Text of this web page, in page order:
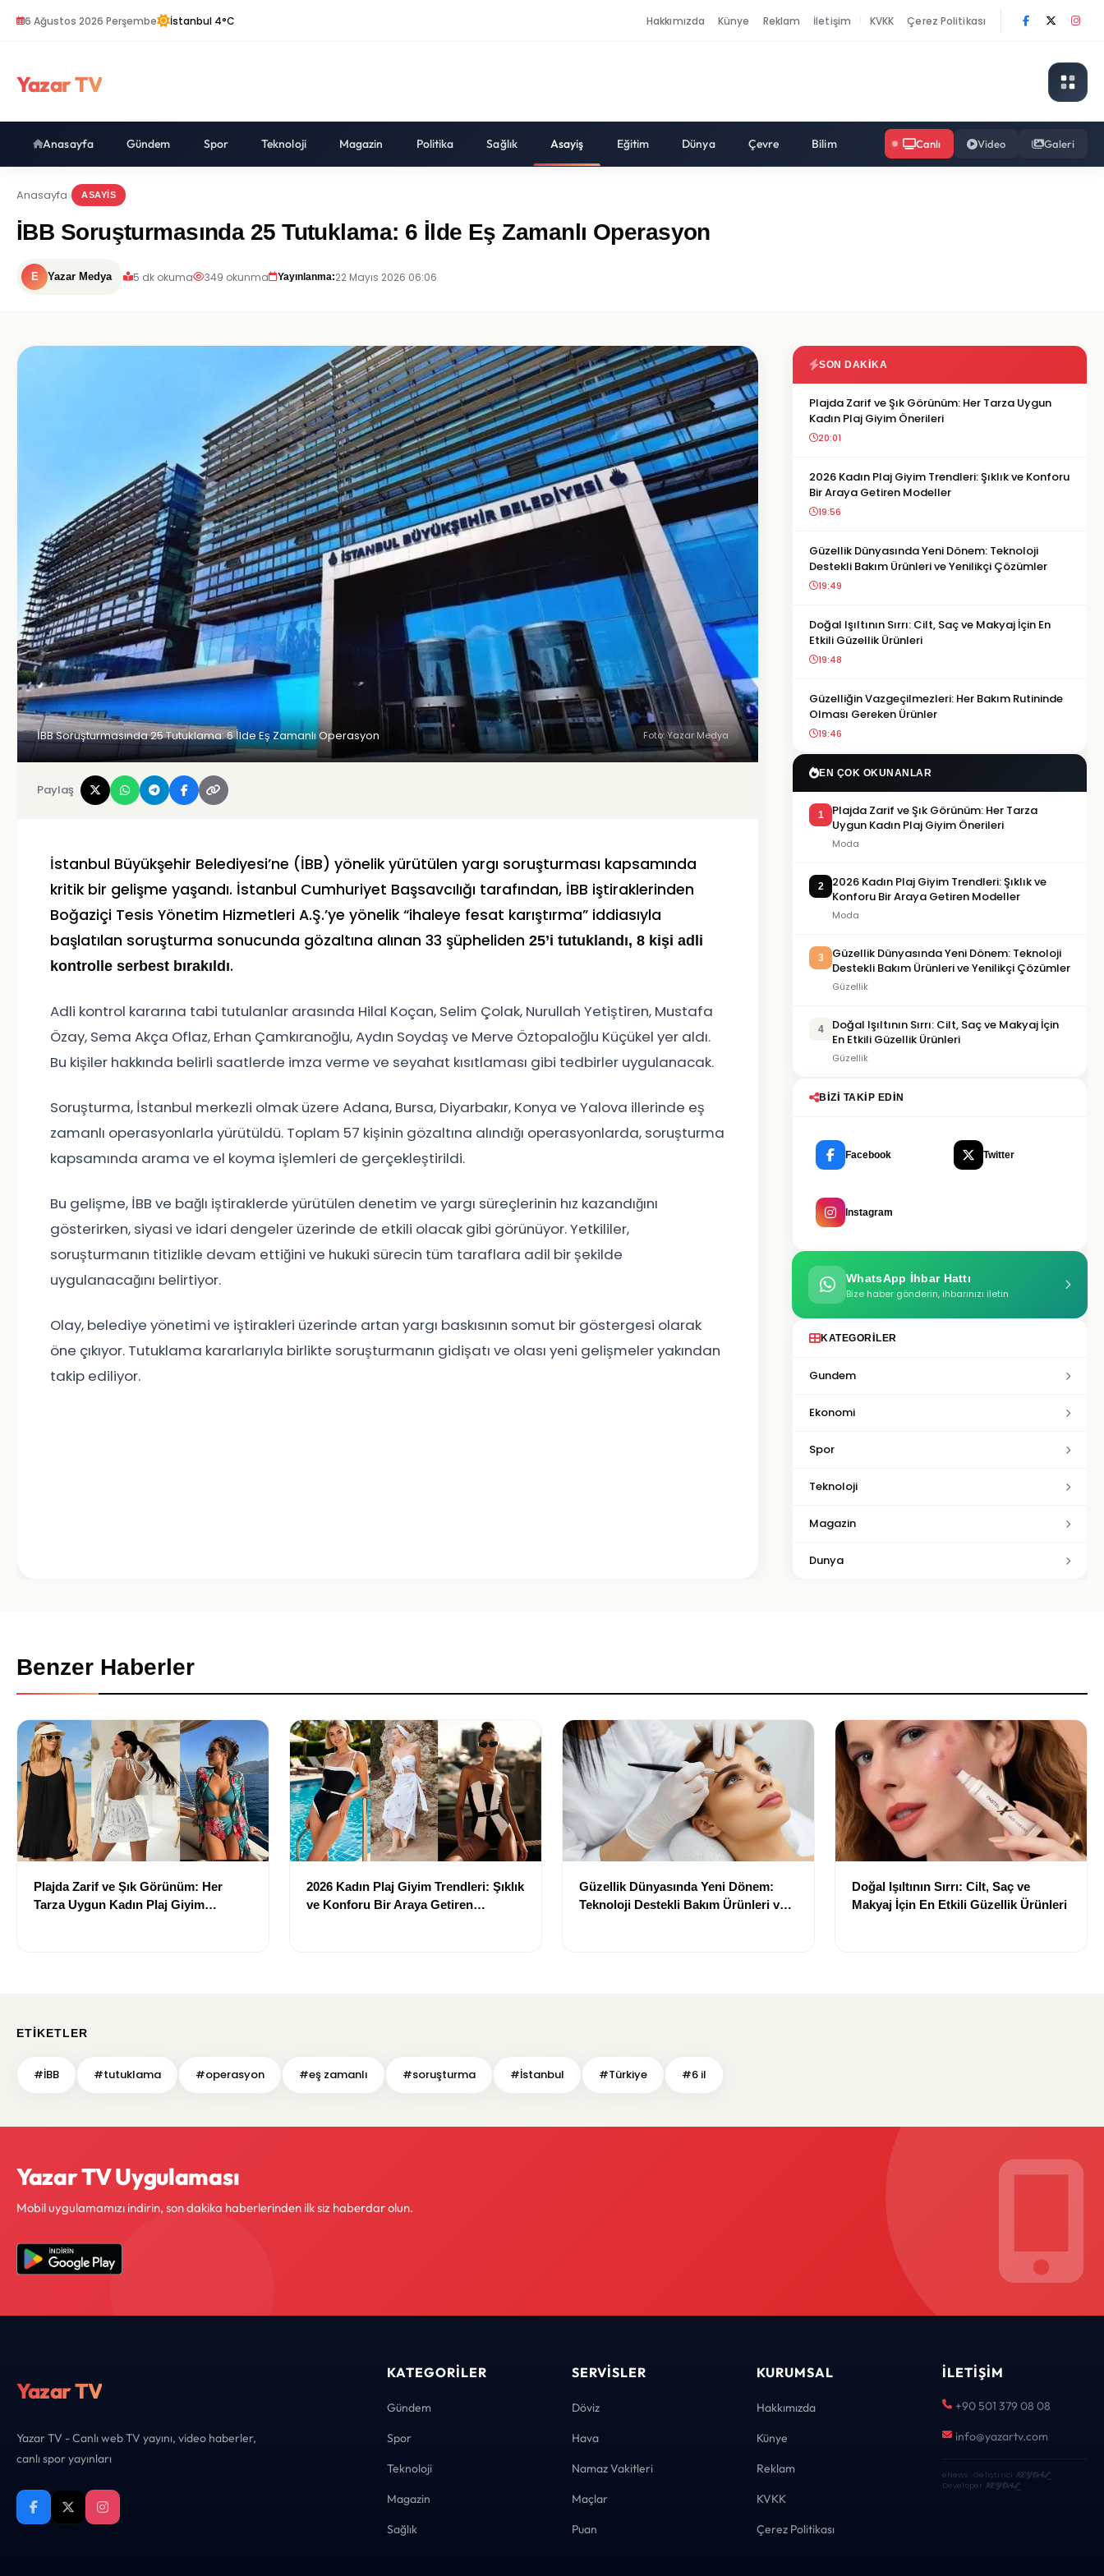
6 Ağustos 2026 Perşembe İstanbul 4°C Hakkımızda Künye Reklam İletişim KVKK Çerez Politikası
Yazar TV
Anasayfa Gündem Spor Teknoloji Magazin Politika Sağlık Asayiş Eğitim Dünya Çevre Bilim Canlı Video Galeri
Anasayfa ASAYIS
İBB Soruşturmasında 25 Tutuklama: 6 İlde Eş Zamanlı Operasyon
E Yazar Medya 5 dk okuma 349 okunma Yayınlanma:22 Mayıs 2026 06:06
İBB Soruşturmasında 25 Tutuklama: 6 İlde Eş Zamanlı Operasyon Foto: Yazar Medya
Paylaş
İstanbul Büyükşehir Belediyesi’ne (İBB) yönelik yürütülen yargı soruşturması kapsamında
kritik bir gelişme yaşandı. İstanbul Cumhuriyet Başsavcılığı tarafından, İBB iştiraklerinden
Boğaziçi Tesis Yönetim Hizmetleri A.Ş.’ye yönelik “ihaleye fesat karıştırma” iddiasıyla
başlatılan soruşturma sonucunda gözaltına alınan 33 şüpheliden 25’i tutuklandı, 8 kişi adli
kontrolle serbest bırakıldı.
Adli kontrol kararına tabi tutulanlar arasında Hilal Koçan, Selim Çolak, Nurullah Yetiştiren, Mustafa
Özay, Sema Akça Oflaz, Erhan Çamkıranoğlu, Aydın Soydaş ve Merve Öztopaloğlu Küçükel yer aldı.
Bu kişiler hakkında belirli saatlerde imza verme ve seyahat kısıtlaması gibi tedbirler uygulanacak.
Soruşturma, İstanbul merkezli olmak üzere Adana, Bursa, Diyarbakır, Konya ve Yalova illerinde eş
zamanlı operasyonlarla yürütüldü. Toplam 57 kişinin gözaltına alındığı operasyonlarda, soruşturma
kapsamında arama ve el koyma işlemleri de gerçekleştirildi.
Bu gelişme, İBB ve bağlı iştiraklerde yürütülen denetim ve yargı süreçlerinin hız kazandığını
gösterirken, siyasi ve idari dengeler üzerinde de etkili olacak gibi görünüyor. Yetkililer,
soruşturmanın titizlikle devam ettiğini ve hukuki sürecin tüm taraflara adil bir şekilde
uygulanacağını belirtiyor.
Olay, belediye yönetimi ve iştirakleri üzerinde artan yargı baskısının somut bir göstergesi olarak
öne çıkıyor. Tutuklama kararlarıyla birlikte soruşturmanın gidişatı ve olası yeni gelişmeler yakından
takip ediliyor.
SON DAKIKA
Plajda Zarif ve Şık Görünüm: Her Tarza Uygun
Kadın Plaj Giyim Önerileri
20:01
2026 Kadın Plaj Giyim Trendleri: Şıklık ve Konforu
Bir Araya Getiren Modeller
19:56
Güzellik Dünyasında Yeni Dönem: Teknoloji
Destekli Bakım Ürünleri ve Yenilikçi Çözümler
19:49
Doğal Işıltının Sırrı: Cilt, Saç ve Makyaj İçin En
Etkili Güzellik Ürünleri
19:48
Güzelliğin Vazgeçilmezleri: Her Bakım Rutininde
Olması Gereken Ürünler
19:46
EN ÇOK OKUNANLAR
1
Plajda Zarif ve Şık Görünüm: Her Tarza
Uygun Kadın Plaj Giyim Önerileri
Moda
2
2026 Kadın Plaj Giyim Trendleri: Şıklık ve
Konforu Bir Araya Getiren Modeller
Moda
3
Güzellik Dünyasında Yeni Dönem: Teknoloji
Destekli Bakım Ürünleri ve Yenilikçi Çözümler
Güzellik
4
Doğal Işıltının Sırrı: Cilt, Saç ve Makyaj İçin
En Etkili Güzellik Ürünleri
Güzellik
BIZI TAKIP EDIN
Facebook Twitter
Instagram
WhatsApp İhbar Hattı
Bize haber gönderin, ihbarınızı iletin
KATEGORILER
Gundem
Ekonomi
Spor
Teknoloji
Magazin
Dunya
Benzer Haberler
Plajda Zarif ve Şık Görünüm: Her
Tarza Uygun Kadın Plaj Giyim
2026 Kadın Plaj Giyim Trendleri: Şıklık
ve Konforu Bir Araya Getiren
Güzellik Dünyasında Yeni Dönem:
Teknoloji Destekli Bakım Ürünleri ve
Doğal Işıltının Sırrı: Cilt, Saç ve
Makyaj İçin En Etkili Güzellik Ürünleri
ETIKETLER
#İBB #tutuklama #operasyon #eş zamanlı #soruşturma #İstanbul #Türkiye #6 il
Yazar TV Uygulaması
Mobil uygulamamızı indirin, son dakika haberlerinden ilk siz haberdar olun.
Yazar TV
Yazar TV - Canlı web TV yayını, video haberler,
canlı spor yayınları
KATEGORILER
Gündem
Spor
Teknoloji
Magazin
Sağlık
SERVISLER
Döviz
Hava
Namaz Vakitleri
Maçlar
Puan
KURUMSAL
Hakkımızda
Künye
Reklam
KVKK
Çerez Politikası
İLETIŞIM
+90 501 379 08 08
info@yazartv.com
eNews · Geliştirici KEYDAL·
Developer KEYDAL